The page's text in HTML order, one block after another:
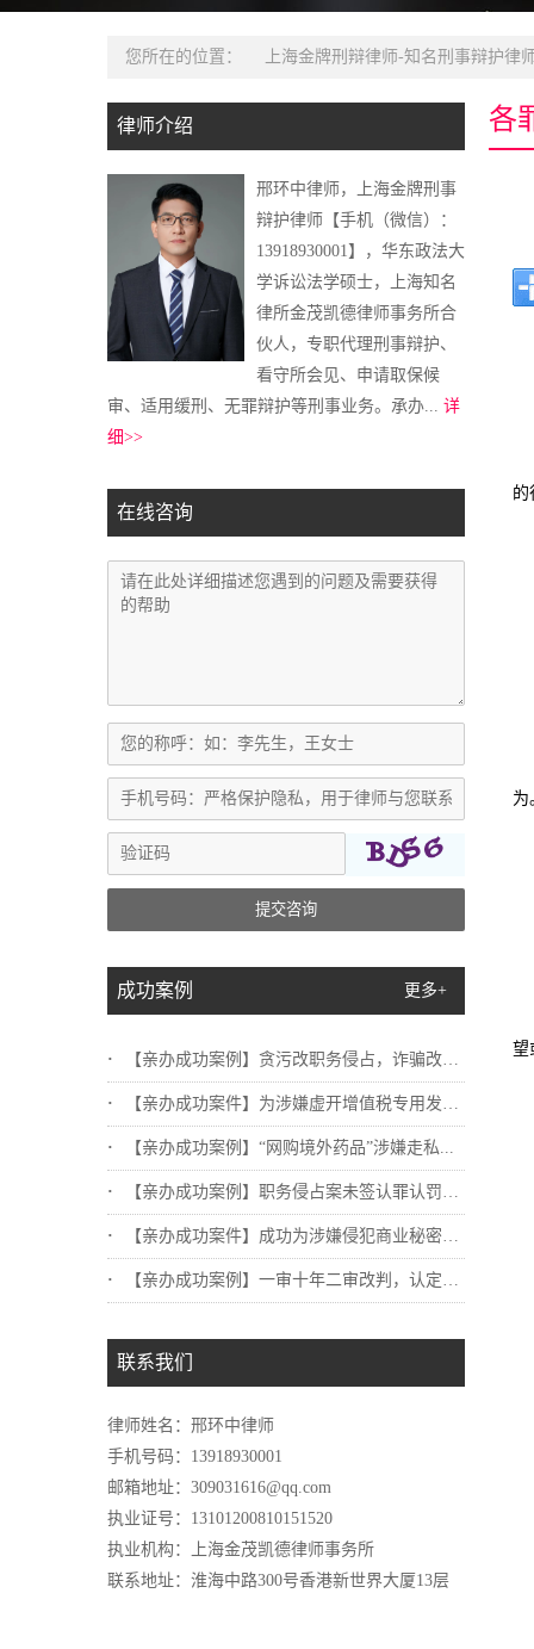
您所在的位置： 上海金牌刑辩律师-知名刑事辩护律
律师介绍
邢环中律师，上海金牌刑事
辩护律师【手机（微信）：
13918930001】，华东政法大
学诉讼法学硕士，上海知名
律所金茂凯德律师事务所合
伙人，专职代理刑事辩护、
看守所会见、申请取保候
审、适用缓刑、无罪辩护等刑事业务。承办... 详
细>>
在线咨询
提交咨询
成功案例 更多+
【亲办成功案例】贪污改职务侵占，诈骗改挪...
【亲办成功案件】为涉嫌虚开增值税专用发票...
【亲办成功案例】“网购境外药品”涉嫌走私...
【亲办成功案例】职务侵占案未签认罪认罚，...
【亲办成功案件】成功为涉嫌侵犯商业秘密罪...
【亲办成功案例】一审十年二审改判，认定不...
联系我们
律师姓名：邢环中律师
手机号码：13918930001
邮箱地址：309031616@qq.com
执业证号：13101200810151520
执业机构：上海金茂凯德律师事务所
联系地址：淮海中路300号香港新世界大厦13层
各
的
为
望